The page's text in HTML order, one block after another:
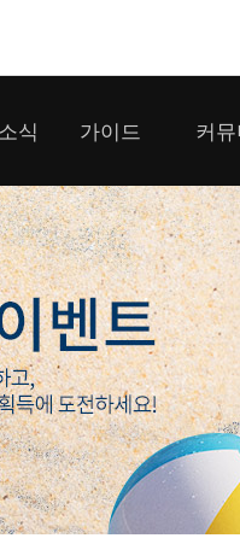
배틀그라
패스 오브
패스 오브
서비스
내정보
보안센터
식
사항
소식
트
이트
소식
가이드
게임 가이드
커
플레이
미디어
클랜
모집